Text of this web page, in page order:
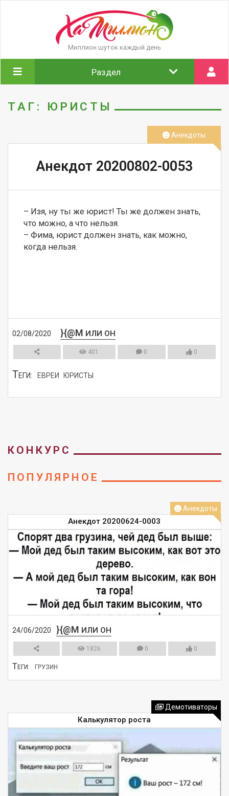
Миллион шуток каждый день
Раздел
ТАГ: ЮРИСТЫ
Анекдот 20200802-0053
– Изя, ну ты же юрист! Ты же должен знать,
что можно, а что нельзя.
– Фима, юрист должен знать, как можно,
когда нельзя.
02/08/2020 }{@M ИЛИ ОН
401 0 0
Анекдоты
ТЕГИ: ЕВРЕИ ЮРИСТЫ
КОНКУРС
ПОПУЛЯРНОЕ
Анекдот 20200624-0003
24/06/2020 }{@M ИЛИ ОН
1826 0 0
Анекдоты
ТЕГИ: ГРУЗИН
Калькулятор роста
Демотиваторы